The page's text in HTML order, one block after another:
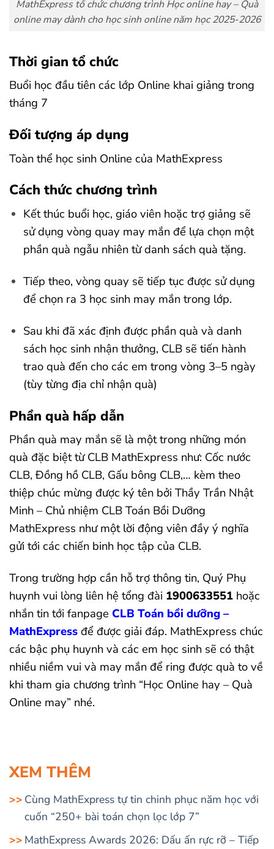
MathExpress tổ chức chương trình Học online hay – Quà
online may dành cho học sinh online năm học 2025-2026
Thời gian tổ chức
Buổi học đầu tiên các lớp Online khai giảng trong
tháng 7
Đối tượng áp dụng
Toàn thể học sinh Online của MathExpress
Cách thức chương trình
Kết thúc buổi học, giáo viên hoặc trợ giảng sẽ
sử dụng vòng quay may mắn để lựa chọn một
phần quà ngẫu nhiên từ danh sách quà tặng.
Tiếp theo, vòng quay sẽ tiếp tục được sử dụng
để chọn ra 3 học sinh may mắn trong lớp.
Sau khi đã xác định được phần quà và danh
sách học sinh nhận thưởng, CLB sẽ tiến hành
trao quà đến cho các em trong vòng 3–5 ngày
(tùy từng địa chỉ nhận quà)
Phần quà hấp dẫn
Phần quà may mắn sẽ là một trong những món
quà đặc biệt từ CLB MathExpress như: Cốc nước
CLB, Đồng hồ CLB, Gấu bông CLB,… kèm theo
thiệp chúc mừng được ký tên bởi Thầy Trần Nhật
Minh – Chủ nhiệm CLB Toán Bồi Dưỡng
MathExpress như một lời động viên đầy ý nghĩa
gửi tới các chiến binh học tập của CLB.
Trong trường hợp cần hỗ trợ thông tin, Quý Phụ
huynh vui lòng liên hệ tổng đài 1900633551 hoặc
nhắn tin tới fanpage CLB Toán bồi dưỡng –
MathExpressđể được giải đáp. MathExpress chúc
các bậc phụ huynh và các em học sinh sẽ có thật
nhiều niềm vui và may mắn để ring được quà to về
khi tham gia chương trình “Học Online hay – Quà
Online may” nhé.
XEM THÊM
Cùng MathExpress tự tin chinh phục năm học với
cuốn “250+ bài toán chọn lọc lớp 7”
MathExpress Awards 2026: Dấu ấn rực rỡ – Tiếp